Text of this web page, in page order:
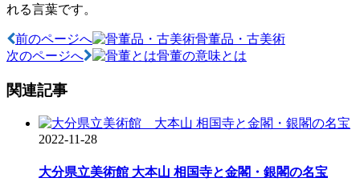
れる言葉です。
投
稿
ナ
前のページへ
骨董品・古美術
次のページへ
骨董の意味とは
関連記事
2022-11-28
大分県立美術館 大本山 相国寺と金閣・銀閣の名宝